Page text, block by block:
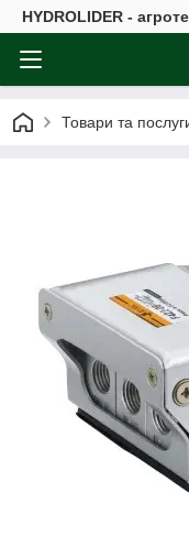
HYDROLIDER -
Товари та